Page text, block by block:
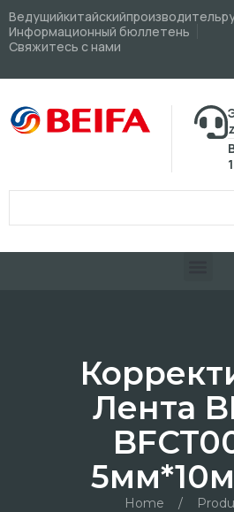
Информационный бюллетень
Свяжитесь с нами
Лента
Home /